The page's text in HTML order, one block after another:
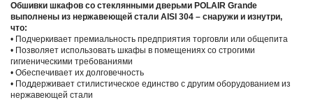
Обшивки шкафов со стеклянными дверьми POLAIR Grande
выполнены из нержавеющей стали AISI 304 – снаружи и изнутри,
что:
• Подчеркивает премиальность предприятия торговли или общепита
• Позволяет использовать шкафы в помещениях со строгими
гигиеническими требованиями
• Обеспечивает их долговечность
• Поддерживает стилистическое единство с другим оборудованием из
нержавеющей стали